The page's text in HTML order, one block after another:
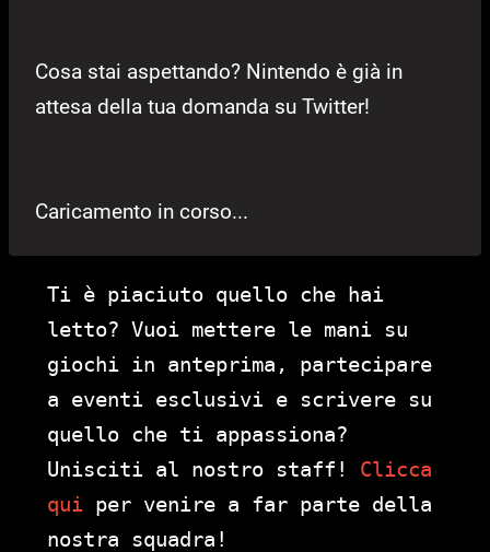
Cosa stai aspettando? Nintendo è già in
attesa della tua domanda su Twitter!
Caricamento in corso...
Ti è piaciuto quello che hai
letto? Vuoi mettere le mani su
giochi in anteprima, partecipare
a eventi esclusivi e scrivere su
quello che ti appassiona?
Unisciti al nostro staff! Clicca
qui per venire a far parte della
nostra squadra!